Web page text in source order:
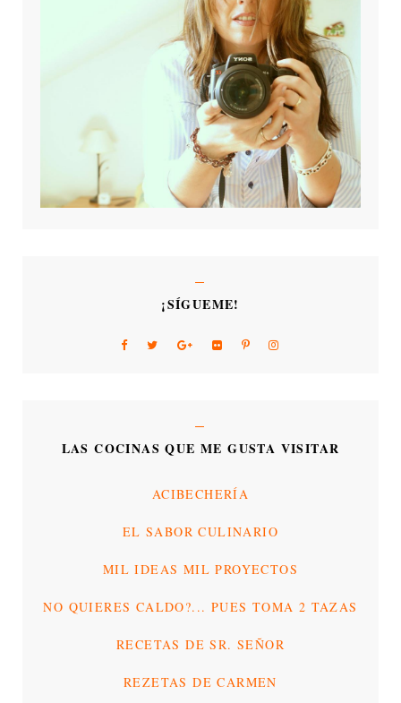
¡SÍGUEME!
LAS COCINAS QUE ME GUSTA VISITAR
ACIBECHERÍA
EL SABOR CULINARIO
MIL IDEAS MIL PROYECTOS
NO QUIERES CALDO?... PUES TOMA 2 TAZAS
RECETAS DE SR. SEÑOR
REZETAS DE CARMEN